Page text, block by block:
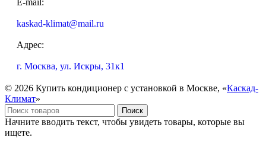
E-mail:
kaskad-klimat@mail.ru
Адрес:
г. Москва, ул. Искры, 31к1
© 2026 Купить кондиционер с установкой в Москве, «Каскад-
Климат»
Поиск
Начните вводить текст, чтобы увидеть товары, которые вы
ищете.